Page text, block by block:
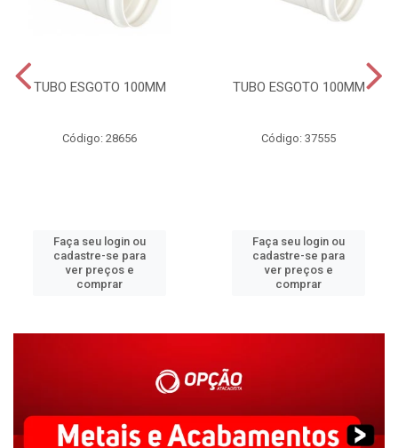
TUBO ESGOTO 100MM
Código: 28656
Faça seu login ou
cadastre-se para
ver preços e
comprar
TUBO ESGOTO 100MM
Código: 37555
Faça seu login ou
cadastre-se para
ver preços e
comprar